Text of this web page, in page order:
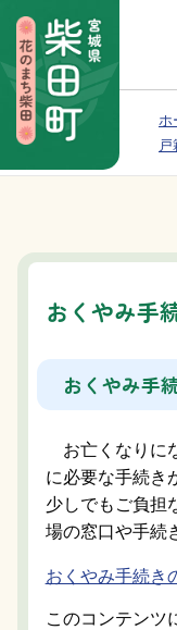
Group NAV 現
ホ
戸
おくやみ手
おくやみ手
お亡くなりに
に必要な手続き
少しでもご負担
場の窓口や手続
おくやみ手続き
このコンテンツ